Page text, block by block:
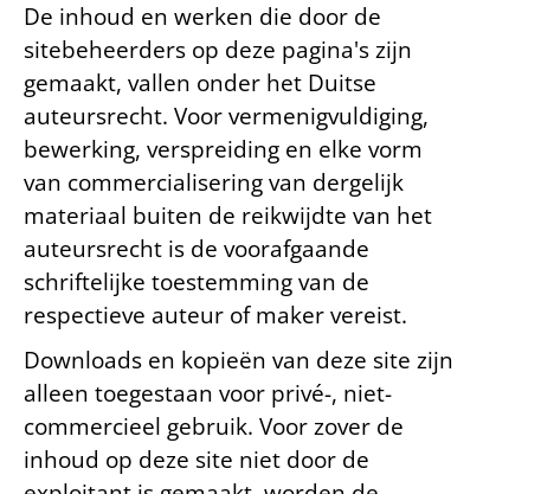
De inhoud en werken die door de
sitebeheerders op deze pagina's zijn
gemaakt, vallen onder het Duitse
auteursrecht. Voor vermenigvuldiging,
bewerking, verspreiding en elke vorm
van commercialisering van dergelijk
materiaal buiten de reikwijdte van het
auteursrecht is de voorafgaande
schriftelijke toestemming van de
respectieve auteur of maker vereist.
Downloads en kopieën van deze site zijn
alleen toegestaan voor privé-, niet-
commercieel gebruik. Voor zover de
inhoud op deze site niet door de